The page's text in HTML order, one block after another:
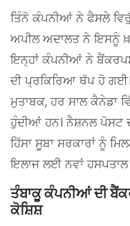
ਤਿੰਨੋ ਕੰਪਨੀਆਂ ਨੇ ਫੈਸਲੇ
ਅਪੀਲ ਅਦਾਲਤ ਨੇ ਇਸਨੂੰ
ਇਨ੍ਹਾਂ ਕੰਪਨੀਆਂ ਨੇ
ਦੀ ਪ੍ਰਕਿਰਿਆ ਥੱਪ ਹੋ
ਮੁਤਾਬਕ, ਹਰ ਸਾਲ ਕੈਨੇਡਾ
ਹੁੰਦੀਆਂ ਹਨ। ਨੈਸ਼ਨਲ ਪੋਸਟ
ਹਿੱਸਾ ਸੂਬਾ ਸਰਕਾਰਾਂ ਨੂੰ
ਇਲਾਜ ਲਈ ਨਵਾਂ ਹਸਪਤਾਲ
ਤੰਬਾਕੂ ਕੰਪਨੀਆਂ ਦੀ
ਕੋਸ਼ਿਸ਼